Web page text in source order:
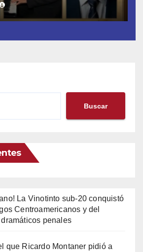
Buscar
La Vinotinto sub-20 conquistó
Centroamericanos y del
penales
que Ricardo Montaner pidió a